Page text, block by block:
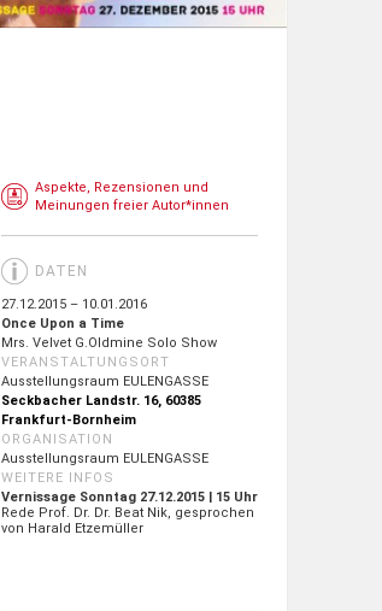
Aspekte, Rezensionen und
Meinungen freier Autor*innen
DATEN
27.12.2015 – 10.01.2016
Once Upon a Time
Mrs. Velvet G.Oldmine Solo Show
VERANSTALTUNGSORT
Ausstellungsraum EULENGASSE
Seckbacher Landstr. 16, 60385
Frankfurt-Bornheim
ORGANISATION
Ausstellungsraum EULENGASSE
WEITERE INFOS
Vernissage Sonntag 27.12.2015 | 15 Uhr
Rede Prof. Dr. Dr. Beat Nik, gesprochen
von Harald Etzemüller